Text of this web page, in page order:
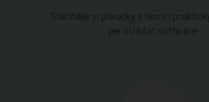
Stáhněte si příručky s teorií i
jak ovládat software.